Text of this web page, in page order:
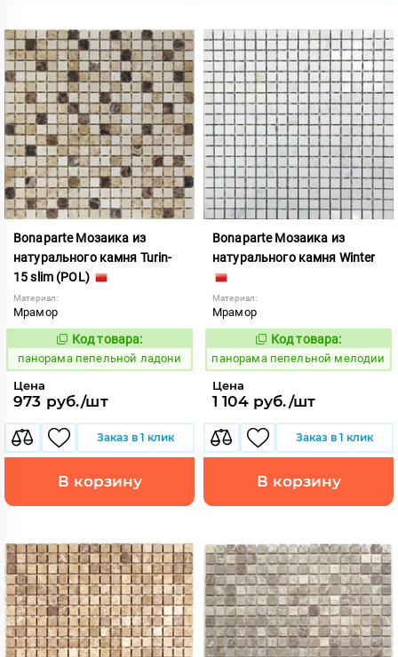
Bonaparte Мозаика из
натурального камня Turin-
15 slim (POL)
Материал:
Мрамор
540042
Код товара:
панорама пепельной ладони
Цена
973 руб./шт
Заказ в 1 клик
В корзину
Bonaparte Мозаика из
натурального камня Winter
Материал:
Мрамор
540048
Код товара:
панорама пепельной мелодии
Цена
1 104 руб./шт
Заказ в 1 клик
В корзину